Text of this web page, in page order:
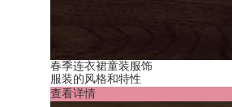
春季连衣裙童装服饰
服装的风格和特性
查看详情